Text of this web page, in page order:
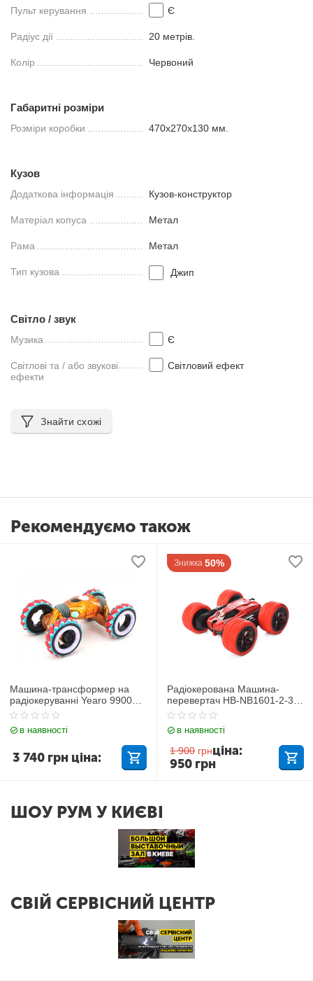
Пульт керування Є
Радіус дії 20 метрів.
Колір Червоний
Габаритні розміри
Розміри коробки 470x270x130 мм.
Кузов
Додаткова інформація Кузов-конструктор
Матеріал копуса Метал
Рама Метал
Тип кузова Джип
Світло / звук
Музика Є
Світлові та / або звукові
ефекти
Світловий ефект
Знайти схожі
Рекомендуємо також
Машина-трансформер на
радіокеруванні Yearo 99003-
1A
в наявності
3 740 грн ціна:
Знижка 50%
Радіокерована Машина-
перевертач HB-NB1601-2-3
Червона
в наявності
1 900 грн
950 грн
ціна:
ШОУ РУМ У КИЄВІ
СВІЙ СЕРВІСНИЙ ЦЕНТР